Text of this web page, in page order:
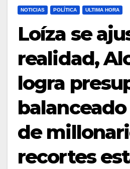
NOTICIAS POLÍTICA ULTIMA HORA
Loíza se
realidad,
logra
de
recortes